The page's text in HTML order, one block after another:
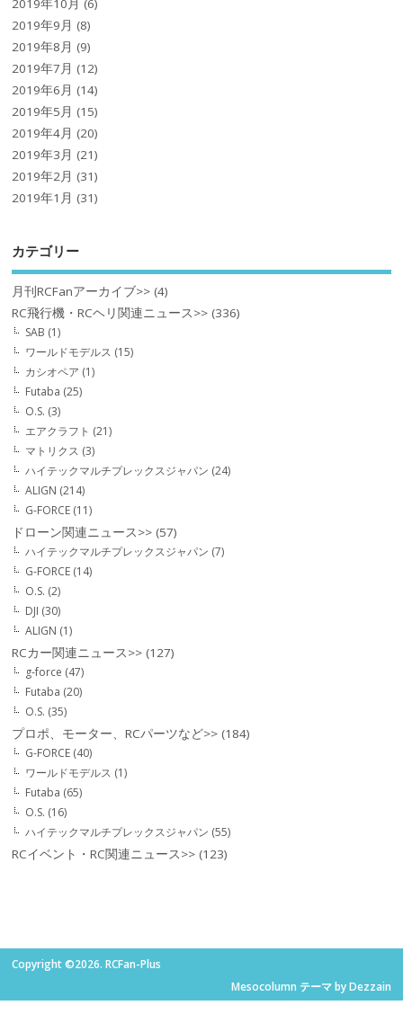
2019年10月 (6)
2019年9月 (8)
2019年8月 (9)
2019年7月 (12)
2019年6月 (14)
2019年5月 (15)
2019年4月 (20)
2019年3月 (21)
2019年2月 (31)
2019年1月 (31)
カテゴリー
月刊RCFanアーカイブ>> (4)
RC飛行機・RCヘリ関連ニュース>> (336)
SAB (1)
ワールドモデルス (15)
カシオペア (1)
Futaba (25)
O.S. (3)
エアクラフト (21)
マトリクス (3)
ハイテックマルチプレックスジャパン (24)
ALIGN (214)
G-FORCE (11)
ドローン関連ニュース>> (57)
ハイテックマルチプレックスジャパン (7)
G-FORCE (14)
O.S. (2)
DJI (30)
ALIGN (1)
RCカー関連ニュース>> (127)
g-force (47)
Futaba (20)
O.S. (35)
プロポ、モーター、RCパーツなど>> (184)
G-FORCE (40)
ワールドモデルス (1)
Futaba (65)
O.S. (16)
ハイテックマルチプレックスジャパン (55)
RCイベント・RC関連ニュース>> (123)
Copyright ©2026. RCFan-Plus
Mesocolumn テーマ by Dezzain